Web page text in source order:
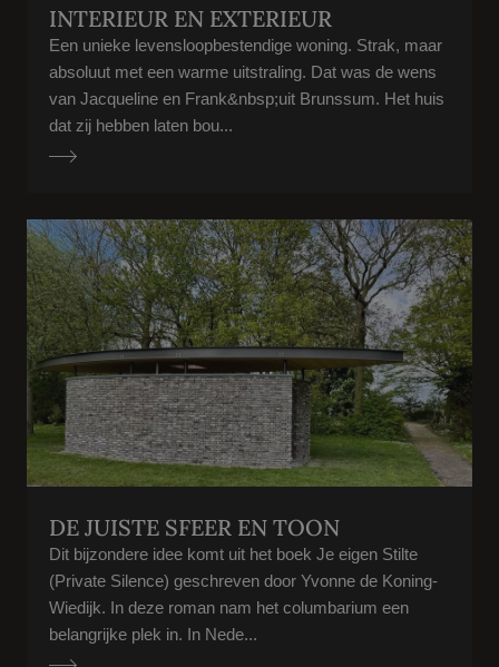
INTERIEUR EN EXTERIEUR
Een unieke levensloopbestendige woning. Strak, maar
absoluut met een warme uitstraling. Dat was de wens
van Jacqueline en Frank&nbsp;uit Brunssum. Het huis
dat zij hebben laten bou...
DE JUISTE SFEER EN TOON
Dit bijzondere idee komt uit het boek Je eigen Stilte
(Private Silence) geschreven door Yvonne de Koning-
Wiedijk. In deze roman nam het columbarium een
belangrijke plek in. In Nede...